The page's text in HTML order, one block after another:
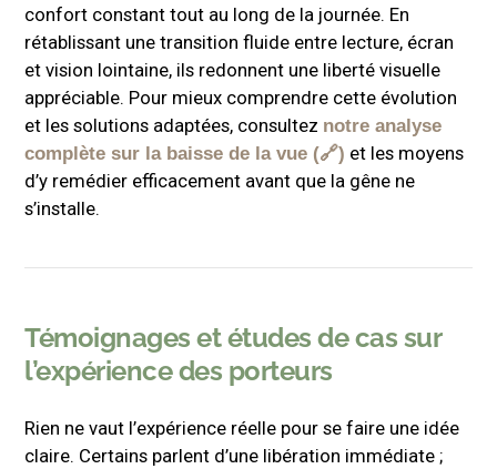
confort constant tout au long de la journée. En
rétablissant une transition fluide entre lecture, écran
et vision lointaine, ils redonnent une liberté visuelle
appréciable. Pour mieux comprendre cette évolution
et les solutions adaptées, consultez notre analyse
complète sur la baisse de la vue
et les moyens
d’y remédier efficacement avant que la gêne ne
s’installe.
Témoignages et études de cas sur
l’expérience des porteurs
Rien ne vaut l’expérience réelle pour se faire une idée
claire. Certains parlent d’une libération immédiate ;